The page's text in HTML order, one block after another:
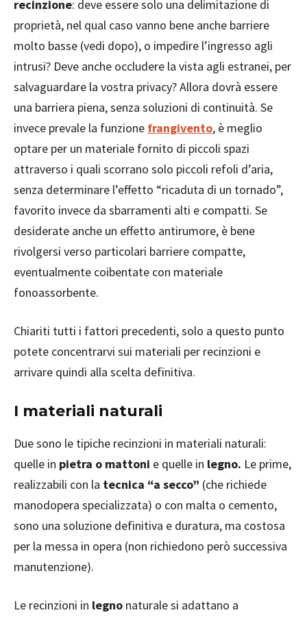
recinzione: deve essere solo una delimitazione di
proprietà, nel qual caso vanno bene anche barriere
molto basse (vedi dopo), o impedire l’ingresso agli
intrusi? Deve anche occludere la vista agli estranei, per
salvaguardare la vostra privacy? Allora dovrà essere
una barriera piena, senza soluzioni di continuità. Se
invece prevale la funzione frangivento, è meglio
optare per un materiale fornito di piccoli spazi
attraverso i quali scorrano solo piccoli refoli d’aria,
senza determinare l’effetto “ricaduta di un tornado”,
favorito invece da sbarramenti alti e compatti. Se
desiderate anche un effetto antirumore, è bene
rivolgersi verso particolari barriere compatte,
eventualmente coibentate con materiale
fonoassorbente.
Chiariti tutti i fattori precedenti, solo a questo punto
potete concentrarvi sui materiali per recinzioni e
arrivare quindi alla scelta definitiva.
I materiali naturali
Due sono le tipiche recinzioni in materiali naturali:
quelle in pietra o mattoni e quelle in legno. Le prime,
realizzabili con la tecnica “a secco” (che richiede
manodopera specializzata) o con malta o cemento,
sono una soluzione definitiva e duratura, ma costosa
per la messa in opera (non richiedono però successiva
manutenzione).
Le recinzioni in legno naturale si adattano a